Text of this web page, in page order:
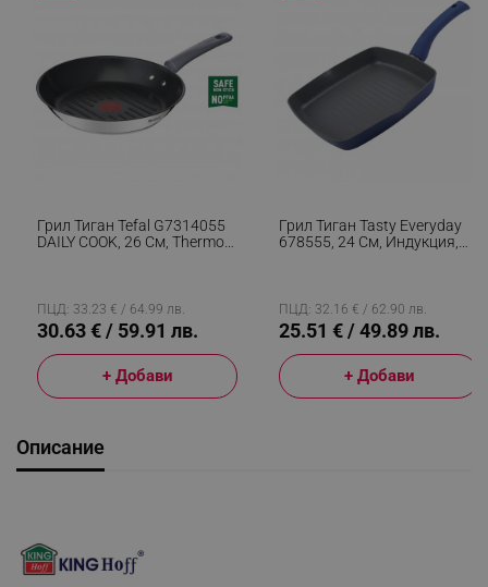
Грил Тиган Tefal G7314055
DAILY COOK, 26 См, Thermo-
ПЦД: 33.23 € / 64.99 лв.
30.63 € / 59.91 лв.
+ Добави
Грил Тиган Tasty Everyday
678555, 24 См, Индукция,
ПЦД: 32.16 € / 62.90 лв.
25.51 € / 49.89 лв.
+ Добави
Описание